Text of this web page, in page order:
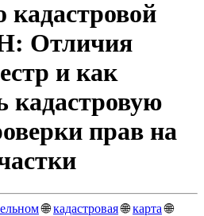
кадастровой
Отличия
и как
кадастровую
прав на
🌐кадастровая🌐карта🌐